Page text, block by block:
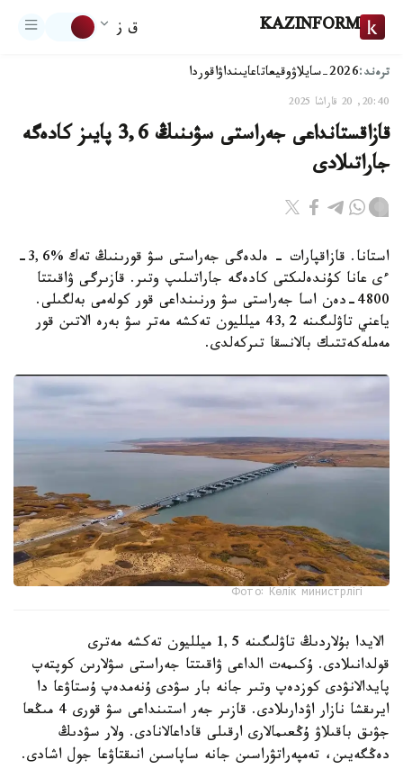
KAZINFORM ق ز
ترەند:2026-سايلاۋ وقيعاتاعايىنداۋاقوردا
20:40, 20 قاراشا 2025
قازاقستانداعى جەراستى سۋىنىڭ 3,6 پايىز كادەگە
جاراتىلادى
استانا. قازاقپارات - ەلدەگى جەراستى سۋ قورىنىڭ تەك %3,6-
ءى عانا كۇندەلىكتى كادەگە جاراتىلىپ وتىر. قازىرگى ۋاقىتتا
4800-دەن اسا جەراستى سۋ ورنىنداعى قور كولەمى بەلگىلى.
ياعني تاۋلىگىنە 43,2 ميلليون تەكشە مەتر سۋ بەرە الاتىن قور
مەملەكەتتىك بالانسقا تىركەلدى.
Фото: Көлік министрлігі
الايدا بۇلاردىڭ تاۋلىگىنە 1,5 ميلليون تەكشە مەترى
قولدانىلادى. ۇكىمەت الداعى ۋاقىتتا جەراستى سۋلارىن كوپتەپ
پايدالانۋدى كوزدەپ وتىر جانە بار سۋدى ۇنەمدەپ ۇستاۋعا دا
ايرىقشا نازار اۋدارىلادى. قازىر جەر استىنداعى سۋ قورى 4 مىڭعا
جۋىق باقىلاۋ ۇڭعىمالارى ارقىلى قاداعالانادى. ولار سۋدىڭ
دەڭگەيىن، تەمپەراتۋراسىن جانە ساپاسىن انىقتاۋعا جول اشادى.